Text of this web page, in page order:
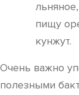
пищу
кунжут.
Очень важно
полезными